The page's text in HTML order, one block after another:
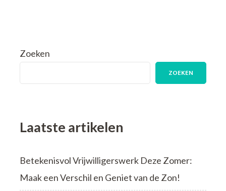
Zoeken
ZOEKEN
Laatste artikelen
Betekenisvol Vrijwilligerswerk Deze Zomer:
Maak een Verschil en Geniet van de Zon!